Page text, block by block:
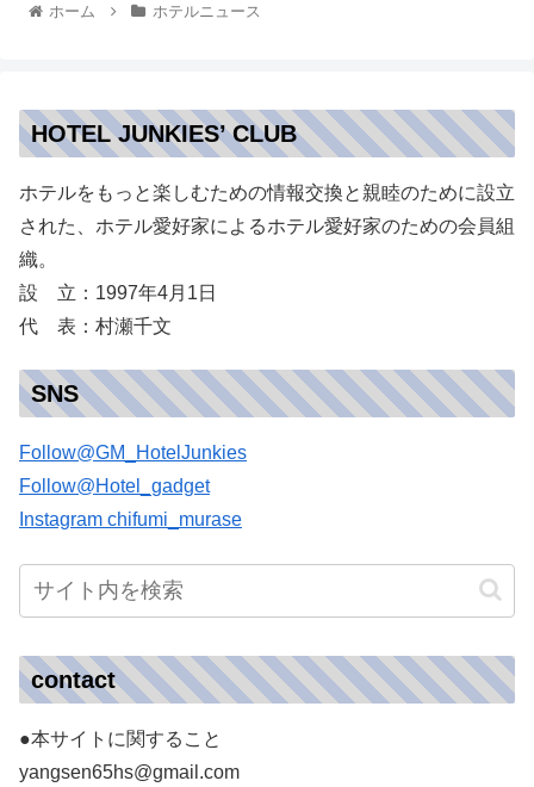
ホーム ホテルニュース
HOTEL JUNKIES’ CLUB
ホテルをもっと楽しむための情報交換と親睦のために設立
された、ホテル愛好家によるホテル愛好家のための会員組
織。
設 立：1997年4月1日
代 表：村瀬千文
SNS
Follow@GM_HotelJunkies
Follow@Hotel_gadget
Instagram chifumi_murase
contact
●本サイトに関すること
yangsen65hs@gmail.com